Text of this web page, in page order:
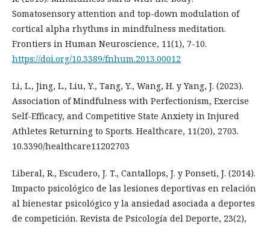
Somatosensory attention and top-down modulation of
cortical alpha rhythms in mindfulness meditation.
Frontiers in Human Neuroscience, 11(1), 7-10.
https://doi.org/10.3389/fnhum.2013.00012
Li, L., Jing, L., Liu, Y., Tang, Y., Wang, H. y Yang, J. (2023).
Association of Mindfulness with Perfectionism, Exercise
Self-Efficacy, and Competitive State Anxiety in Injured
Athletes Returning to Sports. Healthcare, 11(20), 2703.
10.3390/healthcare11202703
Liberal, R., Escudero, J. T., Cantallops, J. y Ponseti, J. (2014).
Impacto psicológico de las lesiones deportivas en relación
al bienestar psicológico y la ansiedad asociada a deportes
de competición. Revista de Psicología del Deporte, 23(2),